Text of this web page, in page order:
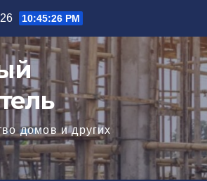
10:45:28 PM
домов и других